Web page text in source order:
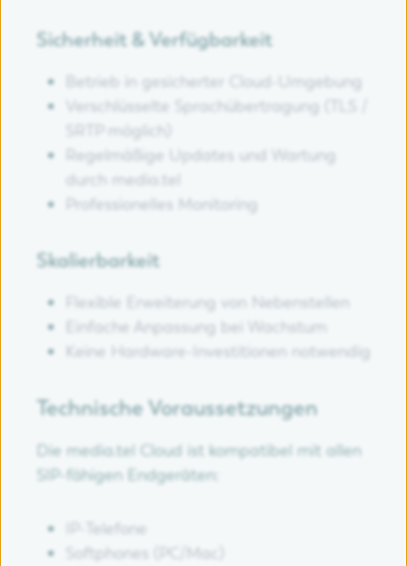
Sicherheit & Verfügbarkeit
Betrieb in gesicherter Cloud-Umgebung
Verschlüsselte Sprachübertragung (TLS /
SRTP möglich)
Regelmäßige Updates und Wartung
durch media.tel
Professionelles Monitoring
Skalierbarkeit
Flexible Erweiterung von Nebenstellen
Einfache Anpassung bei Wachstum
Keine Hardware-Investitionen notwendig
Technische Voraussetzungen
Die media.tel Cloud ist kompatibel mit allen
SIP-fähigen Endgeräten:
IP-Telefone
Softphones (PC/Mac)